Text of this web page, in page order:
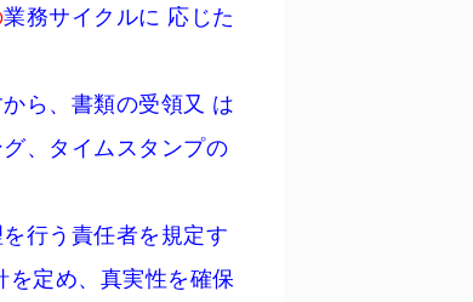
業務サイクルに 応じた
、書類の受領又 は
、タイムスタンプの
う責任者を規定す
定め、真実性を確保